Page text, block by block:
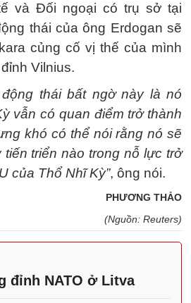
và Đối ngoại có trụ sở tại
thái của ông Erdogan sẽ
củng cố vị thế của mình
Vilnius.
thái bất ngờ này là nó
vẫn có quan điểm trở thành
khó có thể nói rằng nó sẽ
triển nào trong nỗ lực trở
của Thổ Nhĩ Kỳ”, ông nói.
PHƯƠNG THẢO
(Nguồn: Reuters)
đỉnh NATO ở Litva